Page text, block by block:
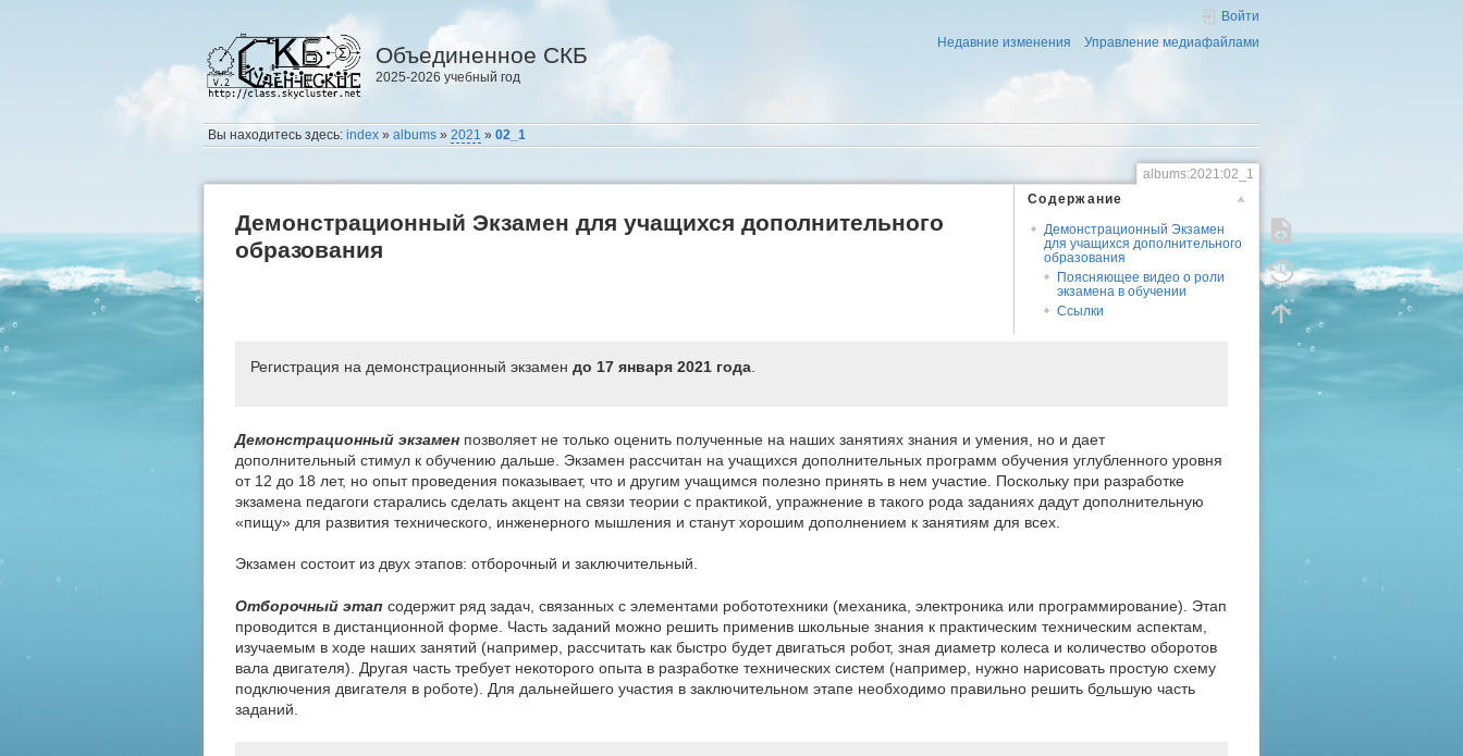
Объединенное СКБ
2025-2026 учебный год
Войти
Недавние изменения
Управление медиафайлами
Вы находитесь здесь:index »albums »2021 »02_1
albums:2021:02_1
Содержание
Демонстрационный Экзамен
для учащихся дополнительного
образования
Поясняющее видео о роли
экзамена в обучении
Ссылки
Демонстрационный Экзамен для учащихся дополнительного
образования
Регистрация на демонстрационный экзамен до 17 января 2021 года.
Демонстрационный экзамен позволяет не только оценить полученные на наших занятиях знания и умения, но и дает
дополнительный стимул к обучению дальше. Экзамен рассчитан на учащихся дополнительных программ обучения углубленного уровня
от 12 до 18 лет, но опыт проведения показывает, что и другим учащимся полезно принять в нем участие. Поскольку при разработке
экзамена педагоги старались сделать акцент на связи теории с практикой, упражнение в такого рода заданиях дадут дополнительную
«пищу» для развития технического, инженерного мышления и станут хорошим дополнением к занятиям для всех.
Экзамен состоит из двух этапов: отборочный и заключительный.
Отборочный этап содержит ряд задач, связанных с элементами робототехники (механика, электроника или программирование). Этап
проводится в дистанционной форме. Часть заданий можно решить применив школьные знания к практическим техническим аспектам,
изучаемым в ходе наших занятий (например, рассчитать как быстро будет двигаться робот, зная диаметр колеса и количество оборотов
вала двигателя). Другая часть требует некоторого опыта в разработке технических систем (например, нужно нарисовать простую схему
подключения двигателя в роботе). Для дальнейшего участия в заключительном этапе необходимо правильно решить большую часть
заданий.